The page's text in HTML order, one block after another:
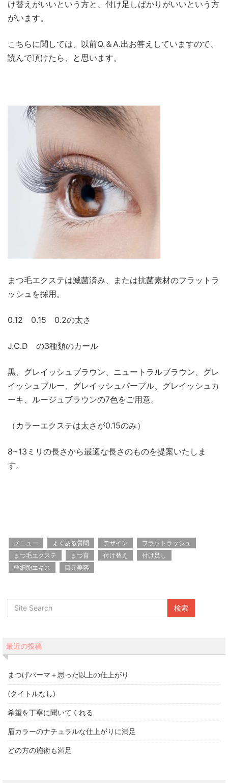
け替えがいいという方と、付け足しばかりがいいという方
がいます。
こちらに関しては、以前Q.＆A.出お答えしていますので、
読んで頂けたら、と思います。
まつ毛エクステは滅菌済み、または抗菌素材のフラットラ
ッシュを採用。
0.12 0.15 0.2の太さ
J.C.D の3種類のカール
黒、グレイッシュブラウン、ニュートラルブラウン、グレ
イッシュブルー、グレイッシュパープル、グレイッシュカ
ーキ、ルージュブラウンの7色をご用意。
（カラーエクステは太さが0.15のみ）
8~13ミリの長さから最適な長さのものを提案いたしま
す。
メニュー よくある質問 デザイン
フラットラッシュ
まつ毛エクステ
まつ育 付け替え
付け足し
幹細胞エキス
目元美容
最近の投稿
まつげパーマ＋思った以上の仕上がり
(タイトルなし)
希望を丁寧に聞いてくれる
眉カラーのナチュラルな仕上がりに満足
どの方の施術も満足